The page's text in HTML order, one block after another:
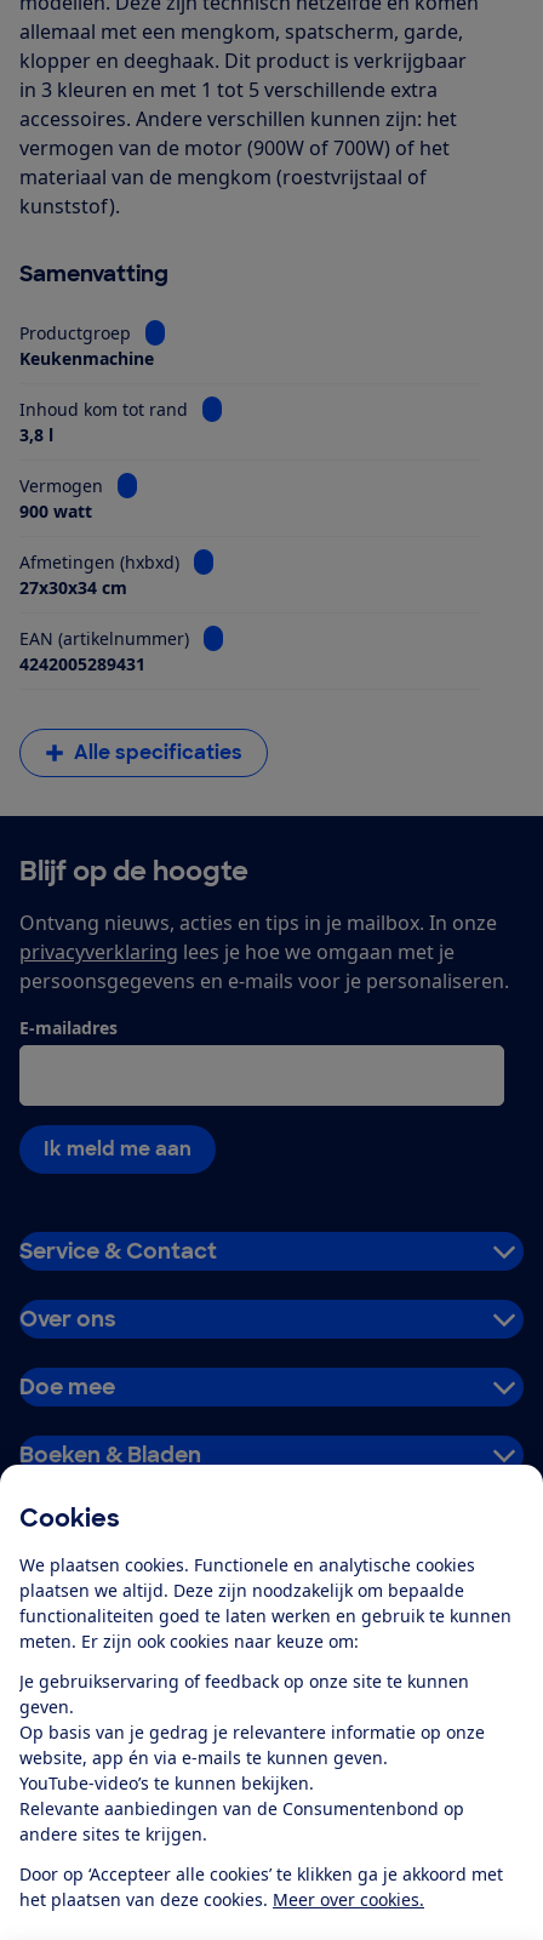
Cookies
We plaatsen cookies. Functionele en analytische cookies
plaatsen we altijd. Deze zijn noodzakelijk om bepaalde
functionaliteiten goed te laten werken en gebruik te kunnen
meten. Er zijn ook cookies naar keuze om:
Je gebruikservaring of feedback op onze site te kunnen
geven.
Op basis van je gedrag je relevantere informatie op onze
website, app én via e-mails te kunnen geven.
YouTube-video’s te kunnen bekijken.
Relevante aanbiedingen van de Consumentenbond op
andere sites te krijgen.
Door op ‘Accepteer alle cookies’ te klikken ga je akkoord met
het plaatsen van deze cookies. Meer over cookies.
allemaal met een mengkom, spatscherm, garde,
klopper en deeghaak. Dit product is verkrijgbaar
in 3 kleuren en met 1 tot 5 verschillende extra
accessoires. Andere verschillen kunnen zijn: het
vermogen van de motor (900W of 700W) of het
materiaal van de mengkom (roestvrijstaal of
kunststof).
Samenvatting
Productgroep
Bekijk informatie voor Productgroep
Keukenmachine
Inhoud kom tot rand
Bekijk informatie voor Inhoud kom tot
3,8 l
Vermogen
Bekijk informatie voor Vermogen
900 watt
Afmetingen (hxbxd)
Bekijk informatie voor Afmetingen (hxbxd)
27x30x34 cm
EAN (artikelnummer)
Bekijk informatie voor EAN
4242005289431
Alle specificaties
Blijf op de hoogte
Ontvang nieuws, acties en tips in je mailbox. In onze
privacyverklaring lees je hoe we omgaan met je
persoonsgegevens en e-mails voor je personaliseren.
E-mailadres
Ik meld me aan
Service & Contact
Over ons
Doe mee
Boeken & Bladen
Alles over de
app
Algemene Voorwaarden
Privacyverklaring
Cookiebeleid
Privacyvoorkeuren
Toegankelijkheid
RSS-feed nieuws
Facebook
TwitterInstagram
YoutubeLinkedIn
12.901consumentenbeoordelen de Consumentenbondmet gemiddeld